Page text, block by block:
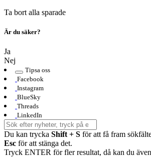
Ta bort alla sparade
Är du säker?
Ja
Nej
Tipsa oss
Facebook
Instagram
BlueSky
Threads
LinkedIn
Du kan trycka Shift + S för att få fram
Esc för att stänga det.
Tryck ENTER för fler resultat, då kan du